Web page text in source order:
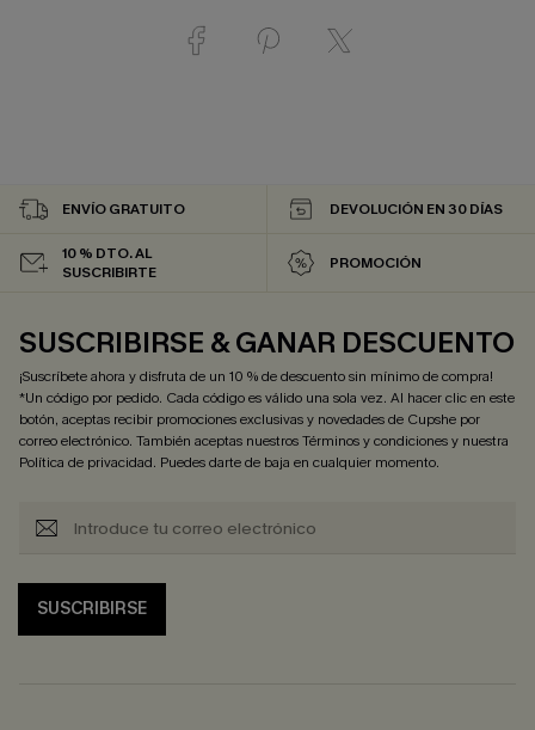
ENVÍO GRATUITO DEVOLUCIÓN EN 30 DÍAS
10 % DTO. AL
SUSCRIBIRTE
PROMOCIÓN
SUSCRIBIRSE & GANAR DESCUENTO
¡Suscríbete ahora y disfruta de un 10 % de descuento sin mínimo de compra!
*Un código por pedido. Cada código es válido una sola vez. Al hacer clic en este
botón, aceptas recibir promociones exclusivas y novedades de Cupshe por
correo electrónico. También aceptas nuestrosTérminos y condicionesy nuestra
Política de privacidad. Puedes darte de baja en cualquier momento.
SUSCRIBIRSE